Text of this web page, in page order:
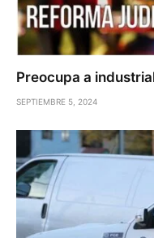
Preocupa a
SEPTIEMBRE 5, 2024